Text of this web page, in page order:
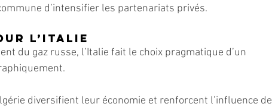
d’intensifier les partenariats privés.
l’Italie
du gaz russe, l’Italie fait le choix pragmatique d’un
diversifient leur économie et renforcent l’influence de